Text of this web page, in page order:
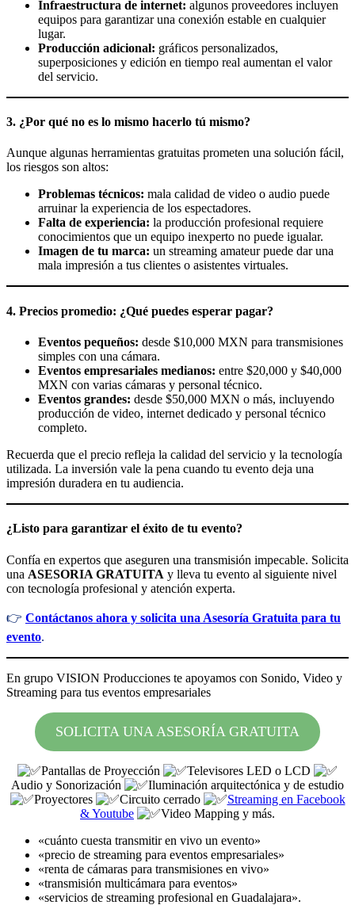
Infraestructura de internet: algunos proveedores incluyen
equipos para garantizar una conexión estable en cualquier
lugar.
Producción adicional: gráficos personalizados,
superposiciones y edición en tiempo real aumentan el valor
del servicio.
3. ¿Por qué no es lo mismo hacerlo tú mismo?
Aunque algunas herramientas gratuitas prometen una solución fácil,
los riesgos son altos:
Problemas técnicos: mala calidad de video o audio puede
arruinar la experiencia de los espectadores.
Falta de experiencia: la producción profesional requiere
conocimientos que un equipo inexperto no puede igualar.
Imagen de tu marca: un streaming amateur puede dar una
mala impresión a tus clientes o asistentes virtuales.
4. Precios promedio: ¿Qué puedes esperar pagar?
Eventos pequeños: desde $10,000 MXN para transmisiones
simples con una cámara.
Eventos empresariales medianos: entre $20,000 y $40,000
MXN con varias cámaras y personal técnico.
Eventos grandes: desde $50,000 MXN o más, incluyendo
producción de video, internet dedicado y personal técnico
completo.
Recuerda que el precio refleja la calidad del servicio y la tecnología
utilizada. La inversión vale la pena cuando tu evento deja una
impresión duradera en tu audiencia.
¿Listo para garantizar el éxito de tu evento?
Confía en expertos que aseguren una transmisión impecable. Solicita
una ASESORIA GRATUITA y lleva tu evento al siguiente nivel
con tecnología profesional y atención experta.
👉 Contáctanos ahora y solicita una Asesoría Gratuita para tu
evento.
En grupo VISION Producciones te apoyamos con Sonido, Video y
Streaming para tus eventos empresariales
SOLICITA UNA ASESORÍA GRATUITA
Pantallas de Proyección
Televisores LED o LCD
Audio y Sonorización
Iluminación arquitectónica y de estudio
Proyectores
Circuito cerrado
Streaming en Facebook
& Youtube
Video Mapping y más.
«cuánto cuesta transmitir en vivo un evento»
«precio de streaming para eventos empresariales»
«renta de cámaras para transmisiones en vivo»
«transmisión multicámara para eventos»
«servicios de streaming profesional en Guadalajara».